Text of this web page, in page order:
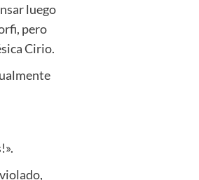
luego
pero
Cirio.